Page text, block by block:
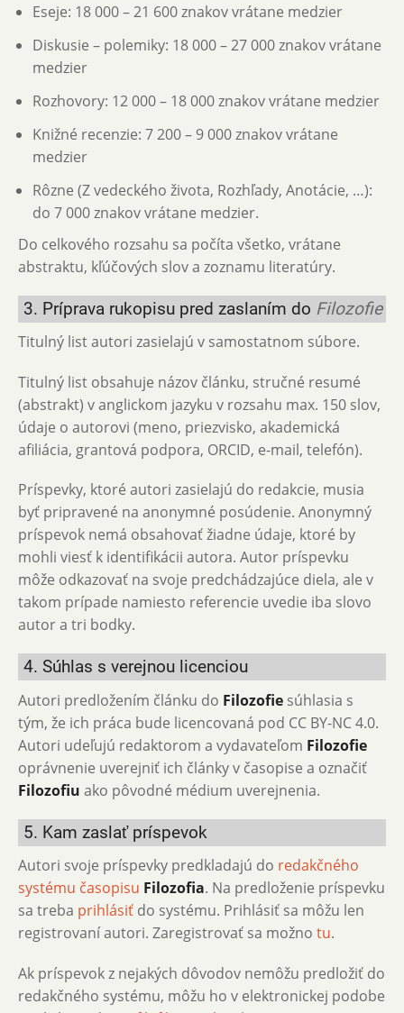
Eseje: 18 000 – 21 600 znakov vrátane medzier
Diskusie – polemiky: 18 000 – 27 000 znakov vrátane
medzier
Rozhovory: 12 000 – 18 000 znakov vrátane medzier
Knižné recenzie: 7 200 – 9 000 znakov vrátane
medzier
Rôzne (Z vedeckého života, Rozhľady, Anotácie, …):
do 7 000 znakov vrátane medzier.
Do celkového rozsahu sa počíta všetko, vrátane
abstraktu, kľúčových slov a zoznamu literatúry.
3. Príprava rukopisu pred zaslaním do Filozofie
Titulný list autori zasielajú v samostatnom súbore.
Titulný list obsahuje názov článku, stručné resumé
(abstrakt) v anglickom jazyku v rozsahu max. 150 slov,
údaje o autorovi (meno, priezvisko, akademická
afiliácia, grantová podpora, ORCID, e-mail, telefón).
Príspevky, ktoré autori zasielajú do redakcie, musia
byť pripravené na anonymné posúdenie. Anonymný
príspevok nemá obsahovať žiadne údaje, ktoré by
mohli viesť k identifikácii autora. Autor príspevku
môže odkazovať na svoje predchádzajúce diela, ale v
takom prípade namiesto referencie uvedie iba slovo
autor a tri bodky.
4. Súhlas s verejnou licenciou
Autori predložením článku do Filozofie súhlasia s
tým, že ich práca bude licencovaná pod CC BY-NC 4.0.
Autori udeľujú redaktorom a vydavateľom Filozofie
oprávnenie uverejniť ich články v časopise a označiť
Filozofiu ako pôvodné médium uverejnenia.
5. Kam zaslať príspevok
Autori svoje príspevky predkladajú do redakčného
systému časopisu Filozofia. Na predloženie príspevku
sa treba prihlásiť do systému. Prihlásiť sa môžu len
registrovaní autori. Zaregistrovať sa možno tu.
Ak príspevok z nejakých dôvodov nemôžu predložiť do
redakčného systému, môžu ho v elektronickej podobe